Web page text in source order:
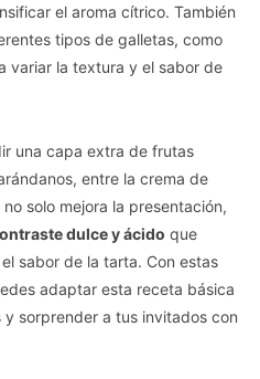
el aroma cítrico. También
tipos de galletas, como
variar la textura y el sabor de
una capa extra de frutas
entre la crema de
solo mejora la presentación,
dulce y ácido que
sabor de la tarta. Con estas
adaptar esta receta básica
sorprender a tus invitados con